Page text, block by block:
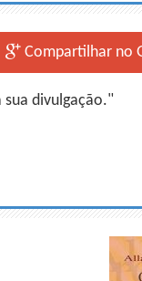
Compartilhar no
divulgação."